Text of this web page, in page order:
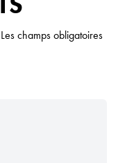
Les champs obligatoires